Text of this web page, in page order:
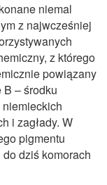
niemal
z najwcześniej
z którego
powiązany
– środku
i zagłady. W
pigmentu
dziś komorach